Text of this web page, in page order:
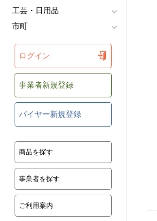
工芸・日用品
市町
ログイン
事業者新規登録
バイヤー新規登録
商品を探す
事業者を探す
ご利用案内